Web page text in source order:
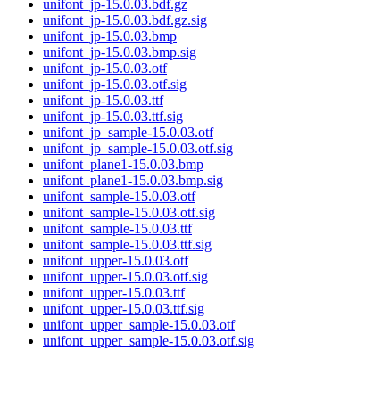
unifont_jp-15.0.03.bdf.gz
unifont_jp-15.0.03.bdf.gz.sig
unifont_jp-15.0.03.bmp
unifont_jp-15.0.03.bmp.sig
unifont_jp-15.0.03.otf
unifont_jp-15.0.03.otf.sig
unifont_jp-15.0.03.ttf
unifont_jp-15.0.03.ttf.sig
unifont_jp_sample-15.0.03.otf
unifont_jp_sample-15.0.03.otf.sig
unifont_plane1-15.0.03.bmp
unifont_plane1-15.0.03.bmp.sig
unifont_sample-15.0.03.otf
unifont_sample-15.0.03.otf.sig
unifont_sample-15.0.03.ttf
unifont_sample-15.0.03.ttf.sig
unifont_upper-15.0.03.otf
unifont_upper-15.0.03.otf.sig
unifont_upper-15.0.03.ttf
unifont_upper-15.0.03.ttf.sig
unifont_upper_sample-15.0.03.otf
unifont_upper_sample-15.0.03.otf.sig